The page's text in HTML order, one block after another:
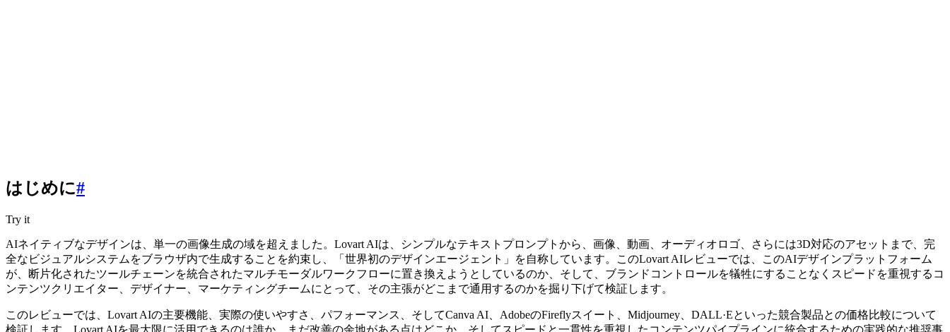
はじめに#
Try it
AIネイティブなデザインは、単一の画像生成の域を超えました。Lovart AIは、シンプルなテキストプロンプトから、画像、動画、オーディオロゴ、さらには3D対応のアセットまで、完
全なビジュアルシステムをブラウザ内で生成することを約束し、「世界初のデザインエージェント」を自称しています。このLovart AIレビューでは、このAIデザインプラットフォーム
が、断片化されたツールチェーンを統合されたマルチモーダルワークフローに置き換えようとしているのか、そして、ブランドコントロールを犠牲にすることなくスピードを重視するコ
ンテンツクリエイター、デザイナー、マーケティングチームにとって、その主張がどこまで通用するのかを掘り下げて検証します。
このレビューでは、Lovart AIの主要機能、実際の使いやすさ、パフォーマンス、そしてCanva AI、AdobeのFireflyスイート、Midjourney、DALL·Eといった競合製品との価格比較について
検証します。Lovart AIを最大限に活用できるのは誰か、まだ改善の余地がある点はどこか、そしてスピードと一貫性を重視したコンテンツパイプラインに統合するための実践的な推奨事